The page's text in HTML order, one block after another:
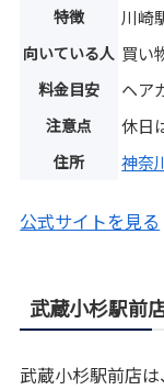
特徴 川崎
向いている人 買い
料金目安 ヘア
注意点 休日
住所 神奈
公式サイトを見る
武蔵小杉駅前
武蔵小杉駅前店